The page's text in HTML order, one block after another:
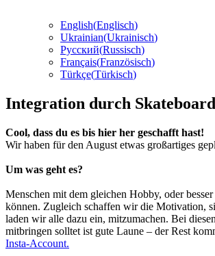
English(Englisch)
Ukrainian(Ukrainisch)
Русский(Russisch)
Français(Französisch)
Türkçe(Türkisch)
Integration durch
Cool, dass du es bis hier her geschafft hast!
Wir haben für den August etwas großartiges
Um was geht es?
Menschen mit dem gleichen Hobby, oder
können. Zugleich schaffen wir die Motivation,
laden wir alle dazu ein, mitzumachen. Bei
mitbringen solltet ist gute Laune – der Rest
Insta-Account.